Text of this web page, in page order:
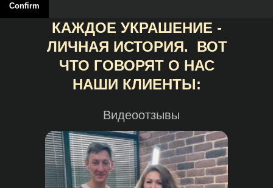
Confirm
КАЖДОЕ УКРАШЕНИЕ -
ЛИЧНАЯ ИСТОРИЯ. ВОТ
ЧТО ГОВОРЯТ О НАС
НАШИ КЛИЕНТЫ:
Видеоотзывы